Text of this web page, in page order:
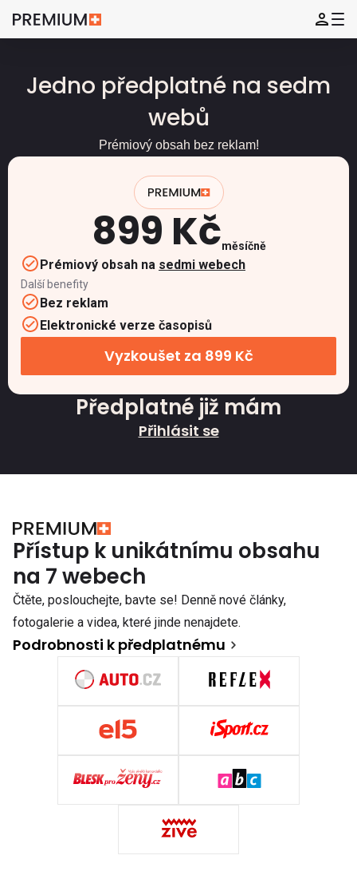
Jedno předplatné na sedm
webů
Prémiový obsah bez reklam!
899 Kčměsíčně
Prémiový obsah na sedmi webech
Další benefity
Bez reklam
Elektronické verze časopisů
Vyzkoušet za 899 Kč
Předplatné již mám
Přihlásit se
Přístup k unikátnímu obsahu
na 7 webech
Čtěte, poslouchejte, bavte se! Denně nové články,
fotogalerie a videa, které jinde nenajdete.
Podrobnosti k předplatnému